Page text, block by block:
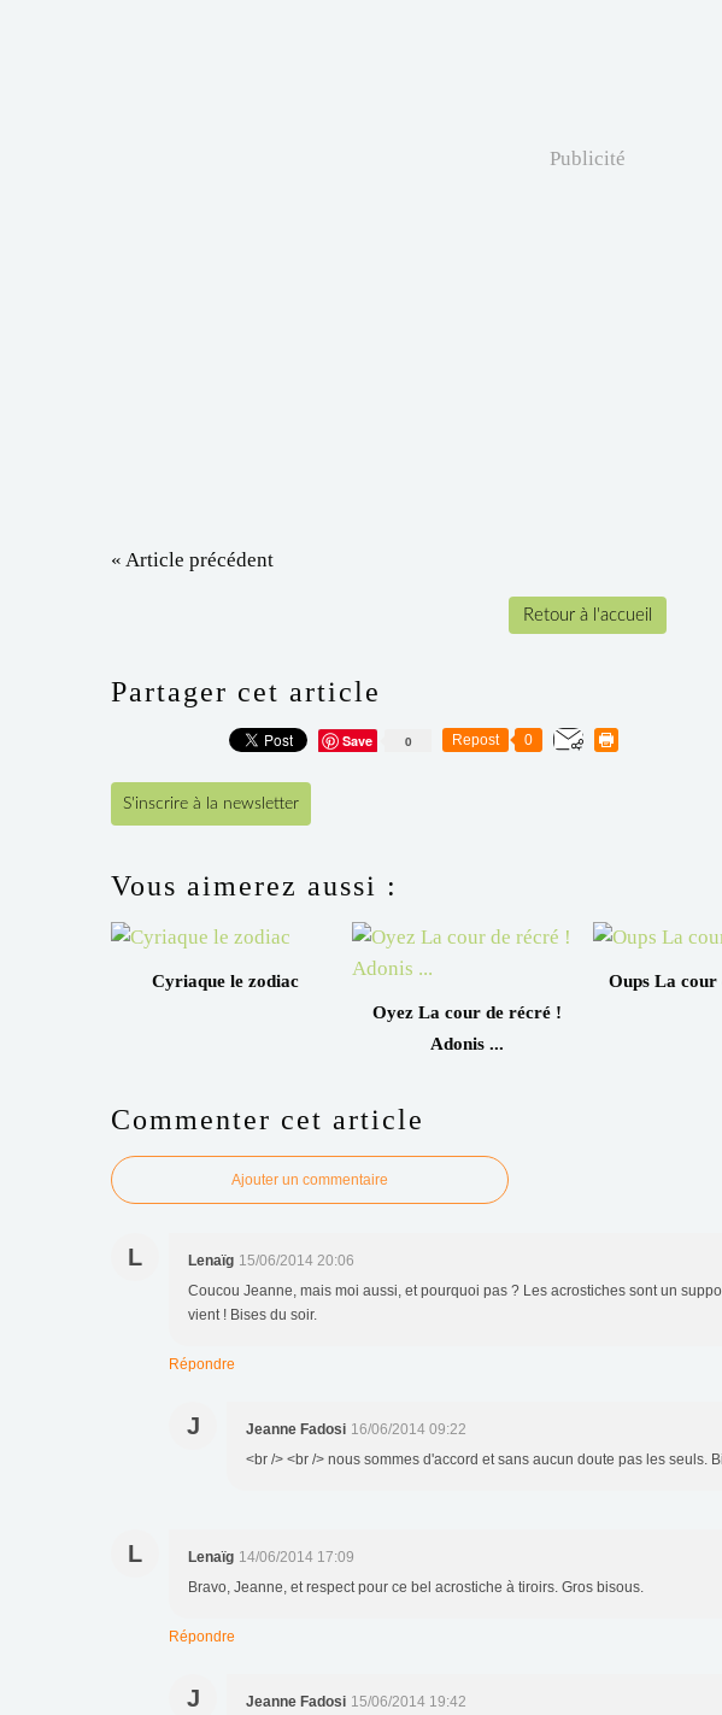
Publicité
« Article précédent
Retour à l'accueil
Partager cet article
0
Save Repost 0
S'inscrire à la newsletter
Vous aimerez aussi :
Cyriaque le zodiac
Oyez La cour de récré !
Adonis ...
Oups La cour
Commenter cet article
Ajouter un commentaire
L Lenaïg 15/06/2014 20:06
Coucou Jeanne, mais moi aussi, et pourquoi pas ? Les acrostiches sont un
vient ! Bises du soir.
Répondre
J Jeanne Fadosi 16/06/2014 09:22
<br /> <br /> nous sommes d'accord et sans aucun doute pas les seuls.
L Lenaïg 14/06/2014 17:09
Bravo, Jeanne, et respect pour ce bel acrostiche à tiroirs. Gros bisous.
Répondre
J Jeanne Fadosi 15/06/2014 19:42